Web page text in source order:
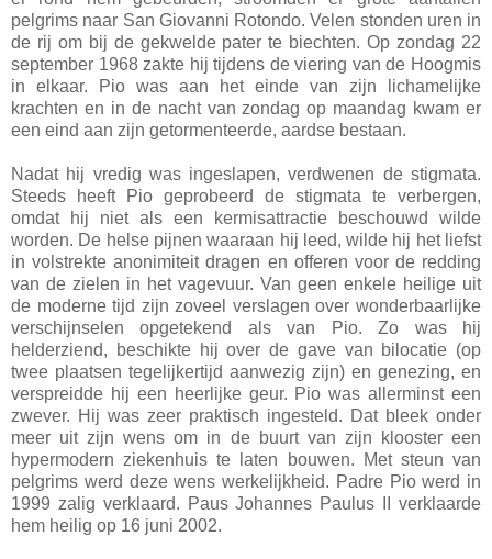
pelgrims naar San Giovanni Rotondo. Velen stonden uren in
de rij om bij de gekwelde pater te biechten. Op zondag 22
september 1968 zakte hij tijdens de viering van de Hoogmis
in elkaar. Pio was aan het einde van zijn lichamelijke
krachten en in de nacht van zondag op maandag kwam er
een eind aan zijn getormenteerde, aardse bestaan.
Nadat hij vredig was ingeslapen, verdwenen de stigmata.
Steeds heeft Pio geprobeerd de stigmata te verbergen,
omdat hij niet als een kermisattractie beschouwd wilde
worden. De helse pijnen waaraan hij leed, wilde hij het liefst
in volstrekte anonimiteit dragen en offeren voor de redding
van de zielen in het vagevuur. Van geen enkele heilige uit
de moderne tijd zijn zoveel verslagen over wonderbaarlijke
verschijnselen opgetekend als van Pio. Zo was hij
helderziend, beschikte hij over de gave van bilocatie (op
twee plaatsen tegelijkertijd aanwezig zijn) en genezing, en
verspreidde hij een heerlijke geur. Pio was allerminst een
zwever. Hij was zeer praktisch ingesteld. Dat bleek onder
meer uit zijn wens om in de buurt van zijn klooster een
hypermodern ziekenhuis te laten bouwen. Met steun van
pelgrims werd deze wens werkelijkheid. Padre Pio werd in
1999 zalig verklaard. Paus Johannes Paulus II verklaarde
hem heilig op 16 juni 2002.